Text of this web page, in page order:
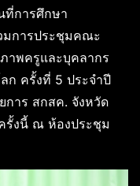
ที่การศึกษา
มการประชุมคณะ
าพครูและบุคลากร
ก ครั้งที่ 5 ประจำปี
การ สกสค. จังหวัด
รั้งนี้ ณ ห้องประชุม